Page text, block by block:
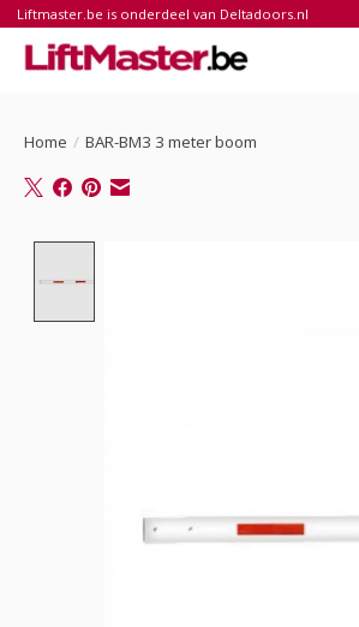
Liftmaster.be is onderdeel van Deltadoors.nl
Home / BAR-BM3 3 meter boom